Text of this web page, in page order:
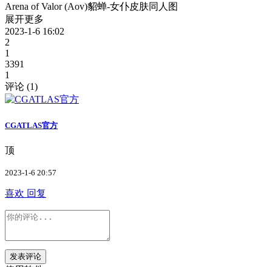
Arena of Valor (Aov)貂蝉-女仆皮肤同人图
展开更多
2023-1-6 16:02
2
1
3391
1
评论 (1)
CGATLAS官方
顶
2023-1-6 20:57
喜欢 回复
发表评论